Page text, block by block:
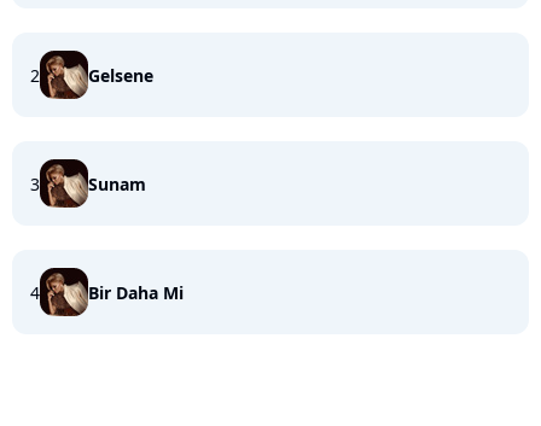
2 Gelsene
3 Sunam
4 Bir Daha Mi